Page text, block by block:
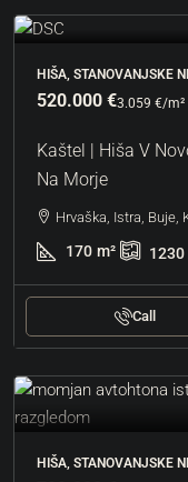
HIŠA, STANOVANJSKE
520.000 €3.059 €/m²
Kaštel | Hiša V
Na Morje
Hrvaška, Istra, Buje,
170 m² 1230
Call
HIŠA, STANOVANJSKE